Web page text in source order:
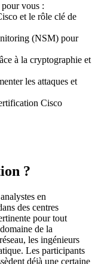
vous :
et le rôle clé de
(NSM) pour
à la cryptographie et
les attaques et
Cisco
?
en
des centres
pour tout
de la
les ingénieurs
Les participants
déjà une certaine